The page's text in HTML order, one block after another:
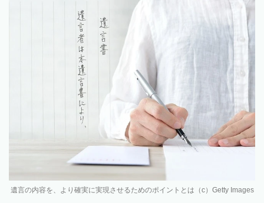
遺言の内容を、より確実に実現させるためのポイントとは（c）Getty Images